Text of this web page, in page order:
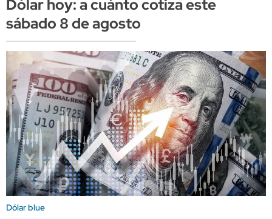
Dólar hoy: a cuánto cotiza este
sábado 8 de agosto
Dólar blue